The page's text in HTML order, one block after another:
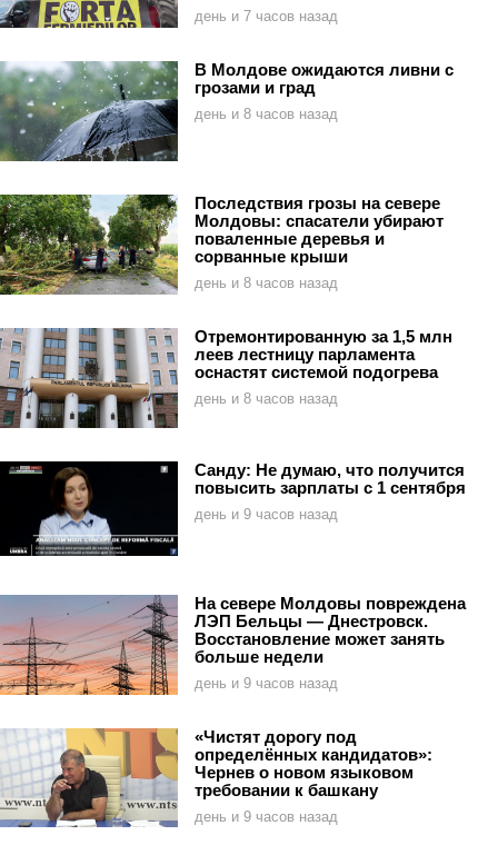
день и 7 часов назад
В Молдове ожидаются ливни с
грозами и град
день и 8 часов назад
Последствия грозы на севере
Молдовы: спасатели убирают
поваленные деревья и
сорванные крыши
день и 8 часов назад
Отремонтированную за 1,5 млн
леев лестницу парламента
оснастят системой подогрева
день и 8 часов назад
Санду: Не думаю, что получится
повысить зарплаты с 1 сентября
день и 9 часов назад
На севере Молдовы повреждена
ЛЭП Бельцы — Днестровск.
Восстановление может занять
больше недели
день и 9 часов назад
«Чистят дорогу под
определённых кандидатов»:
Чернев о новом языковом
требовании к башкану
день и 9 часов назад